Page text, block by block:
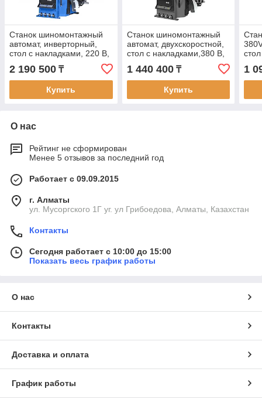
Станок шиномонтажный
автомат, инверторный,
стол с накладками, 220 В,
2 190 500 ₸
Купить
Станок шиномонтажный
автомат, двухскоростной,
стол с накладками,380 В,
1 440 400₸
Купить
1
О нас
Рейтинг не сформирован
Менее 5 отзывов за последний год
Работает с 09.09.2015
г. Алматы
ул. Мусоргского 1Г уг. ул Грибоедова, Алматы, Казахстан
Контакты
Сегодня работает с 10:00 до 15:00
Показать весь график работы
О нас
Контакты
Доставка и оплата
График работы